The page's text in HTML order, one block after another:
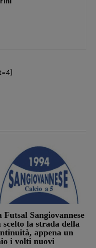
Futsal Sangiovannese
scelto la strada della
appena un
i volti nuovi